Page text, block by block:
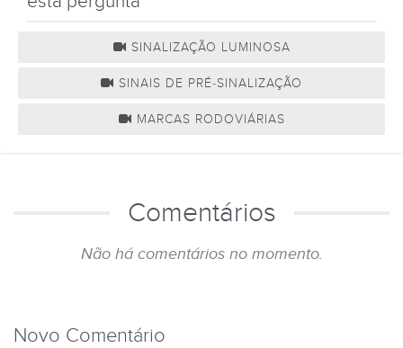
SINALIZAÇÃO LUMINOSA
SINAIS DE PRÉ-SINALIZAÇÃO
MARCAS RODOVIÁRIAS
Comentários
Não há comentários no momento.
Novo Comentário